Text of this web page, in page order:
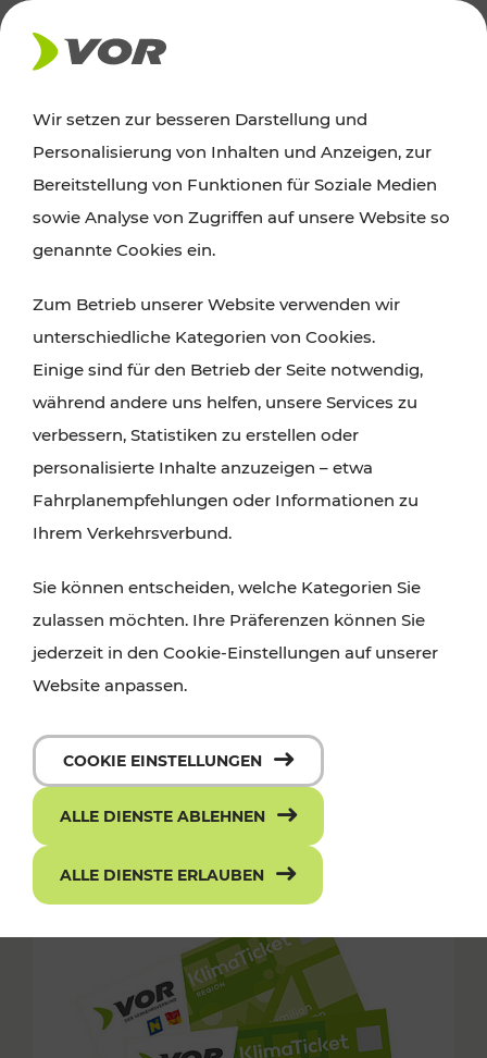
AKTUELLES
News
Alle wichtigen Meldungen zu Fahrplanänderungen,
finden Sie hier im Überblick.
Wir setzen zur besseren Darstellung und
Personalisierung von Inhalten und Anzeigen, zur
Bereitstellung von Funktionen für Soziale Medien
sowie Analyse von Zugriffen auf unsere Website so
genannte Cookies ein.
Zum Betrieb unserer Website verwenden wir
unterschiedliche Kategorien von Cookies.
Einige sind für den Betrieb der Seite notwendig,
während andere uns helfen, unsere Services zu
verbessern, Statistiken zu erstellen oder
personalisierte Inhalte anzuzeigen – etwa
Fahrplanempfehlungen oder Informationen zu
Ihrem Verkehrsverbund.
Sie können entscheiden, welche Kategorien Sie
zulassen möchten. Ihre Präferenzen können Sie
jederzeit in den Cookie-Einstellungen auf unserer
Website anpassen.
COOKIE EINSTELLUNGEN
ALLE DIENSTE ABLEHNEN
ALLE DIENSTE ERLAUBEN